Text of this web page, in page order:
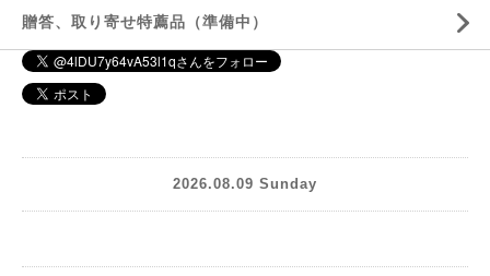
贈答、取り寄せ特薦品（準備中）
2026.08.09 Sunday